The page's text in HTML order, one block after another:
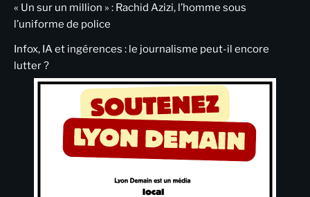
« Un sur un million » : Rachid Azizi, l’homme sous
l’uniforme de police
Infox, IA et ingérences : le journalisme peut-il encore
lutter ?